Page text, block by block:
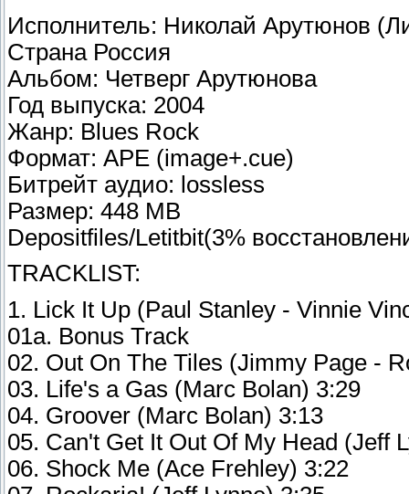
Исполнитель: Николай Арутюнов
Страна Россия
Альбом: Четверг Арутюнова
Год выпуска: 2004
Жанр: Blues Rock
Формат: APE (image+.cue)
Битрейт аудио: lossless
Размер: 448 MB
Depositfiles/Letitbit(3%
TRACKLIST:
1. Lick It Up (Paul Stanley - Vinnie
01a. Bonus Track
02. Out On The Tiles (Jimmy Page -
03. Life's a Gas (Marc Bolan) 3:29
04. Groover (Marc Bolan) 3:13
05. Can't Get It Out Of My Head (Jeff
06. Shock Me (Ace Frehley) 3:22